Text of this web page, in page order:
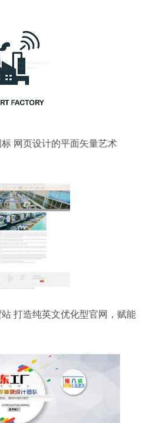
网页设计的平面矢量艺术
打造纯英文优化型官网，赋能